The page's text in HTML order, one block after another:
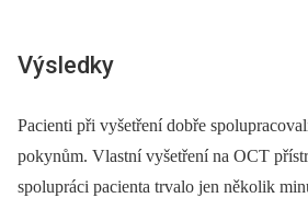
Výsledky
Pacienti při vyšetření dobře
pokynům. Vlastní vyšetření na OCT
spolupráci pacienta trvalo jen několik